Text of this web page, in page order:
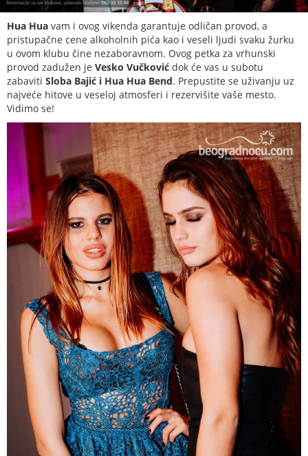
Hua Hua vam i ovog vikenda garantuje odličan provod, a
pristupačne cene alkoholnih pića kao i veseli ljudi svaku žurku
u ovom klubu čine nezaboravnom. Ovog petka za vrhunski
provod zadužen je Vesko Vučković dok će vas u subotu
zabaviti Sloba Bajić i Hua Hua Bend. Prepustite se uživanju uz
najveće hitove u veseloj atmosferi i rezervišite vaše mesto.
Vidimo se!